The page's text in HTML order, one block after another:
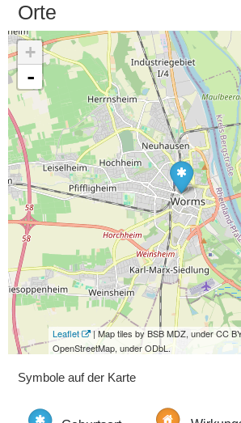
Orte
+
-
Leaflet
| Map tiles by BSB MDZ, under CC
OpenStreetMap, under ODbL.
Symbole auf der Karte